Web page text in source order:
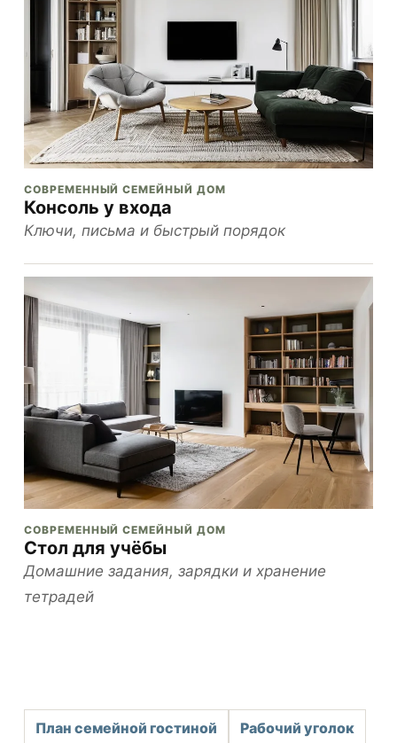
СОВРЕМЕННЫЙ СЕМЕЙНЫЙ ДОМ
Консоль у входа
Ключи, письма и быстрый порядок
СОВРЕМЕННЫЙ СЕМЕЙНЫЙ ДОМ
Стол для учёбы
Домашние задания, зарядки и хранение
тетрадей
План семейной гостиной Рабочий уголок